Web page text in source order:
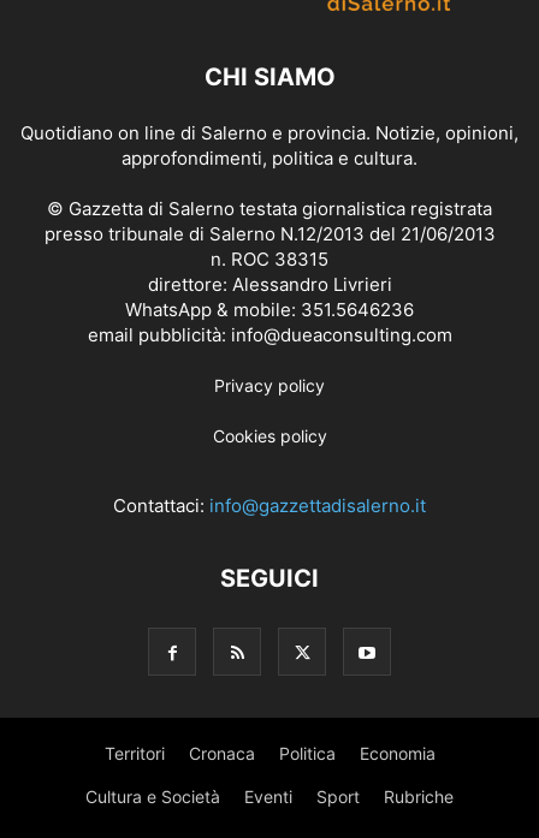
CHI SIAMO
Quotidiano on line di Salerno e provincia. Notizie, opinioni,
approfondimenti, politica e cultura.
© Gazzetta di Salerno testata giornalistica registrata
presso tribunale di Salerno N.12/2013 del 21/06/2013
n. ROC 38315
direttore: Alessandro Livrieri
WhatsApp & mobile: 351.5646236
email pubblicità: info@dueaconsulting.com
Privacy policy
Cookies policy
Contattaci: info@gazzettadisalerno.it
SEGUICI
Territori Cronaca Politica Economia
Cultura e Società Eventi Sport Rubriche